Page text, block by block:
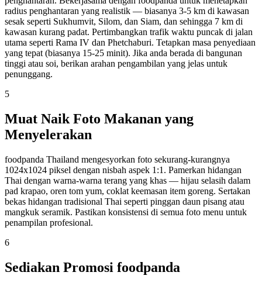
radius penghantaran yang realistik — biasanya 3-5 km di kawasan
sesak seperti Sukhumvit, Silom, dan Siam, dan sehingga 7 km di
kawasan kurang padat. Pertimbangkan trafik waktu puncak di jalan
utama seperti Rama IV dan Phetchaburi. Tetapkan masa penyediaan
yang tepat (biasanya 15-25 minit). Jika anda berada di bangunan
tinggi atau soi, berikan arahan pengambilan yang jelas untuk
penunggang.
5
Muat Naik Foto Makanan yang
Menyelerakan
foodpanda Thailand mengesyorkan foto sekurang-kurangnya
1024x1024 piksel dengan nisbah aspek 1:1. Pamerkan hidangan
Thai dengan warna-warna terang yang khas — hijau selasih dalam
pad krapao, oren tom yum, coklat keemasan item goreng. Sertakan
bekas hidangan tradisional Thai seperti pinggan daun pisang atau
mangkuk seramik. Pastikan konsistensi di semua foto menu untuk
penampilan profesional.
6
Sediakan Promosi foodpanda